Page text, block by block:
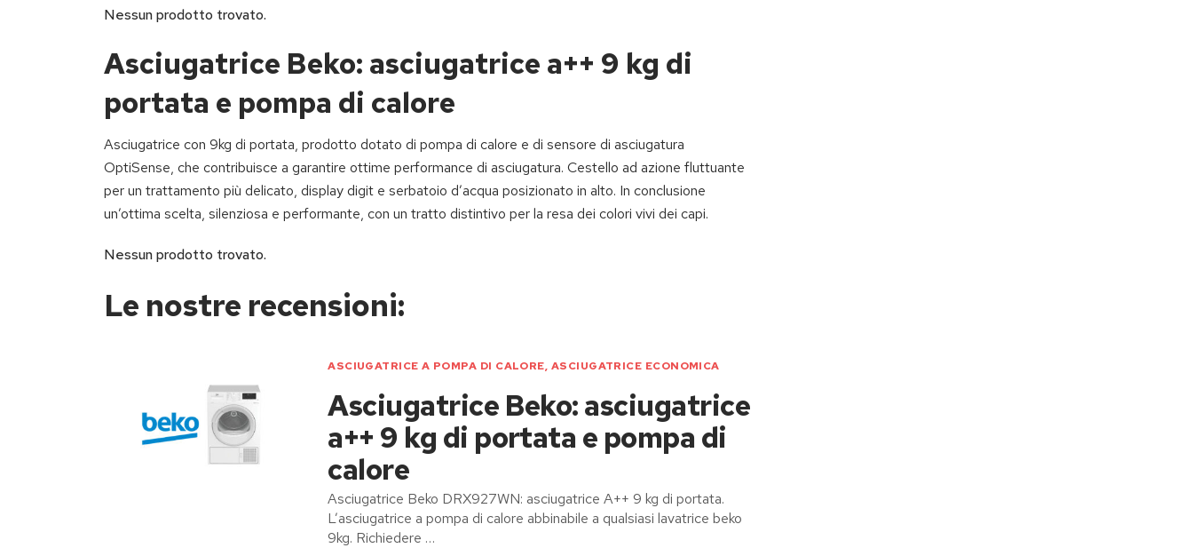
Nessun prodotto trovato.
Asciugatrice Beko: asciugatrice a++ 9 kg di
portata e pompa di calore
Asciugatrice con 9kg di portata, prodotto dotato di pompa di calore e di sensore di asciugatura
OptiSense, che contribuisce a garantire ottime performance di asciugatura. Cestello ad azione fluttuante
per un trattamento più delicato, display digit e serbatoio d’acqua posizionato in alto. In conclusione
un’ottima scelta, silenziosa e performante, con un tratto distintivo per la resa dei colori vivi dei capi.
Nessun prodotto trovato.
Le nostre recensioni:
ASCIUGATRICE A POMPA DI CALORE, ASCIUGATRICE ECONOMICA
Asciugatrice Beko: asciugatrice
a++ 9 kg di portata e pompa di
calore
Asciugatrice Beko DRX927WN: asciugatrice A++ 9 kg di portata.
L’asciugatrice a pompa di calore abbinabile a qualsiasi lavatrice beko
9kg. Richiedere …